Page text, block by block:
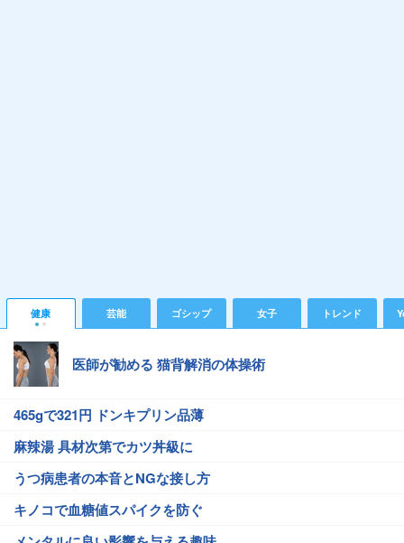
健康 芸能 ゴシップ 女子 トレンド
医師が勧める 猫背解消の体操術
465gで321円 ドンキプリン品薄
麻辣湯 具材次第でカツ丼級に
うつ病患者の本音とNGな接し方
キノコで血糖値スパイクを防ぐ